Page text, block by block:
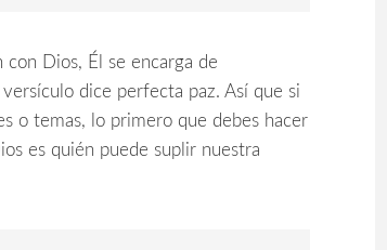
Dios, Él se encarga de
dice perfecta paz. Así que si
o temas, lo primero que debes hacer
es quién puede suplir nuestra